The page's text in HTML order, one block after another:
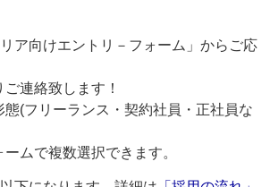
ア向けエントリ－フォーム」からご応
連絡致します！
(フリーランス・契約社員・正社員な
ムで複数選択できます。